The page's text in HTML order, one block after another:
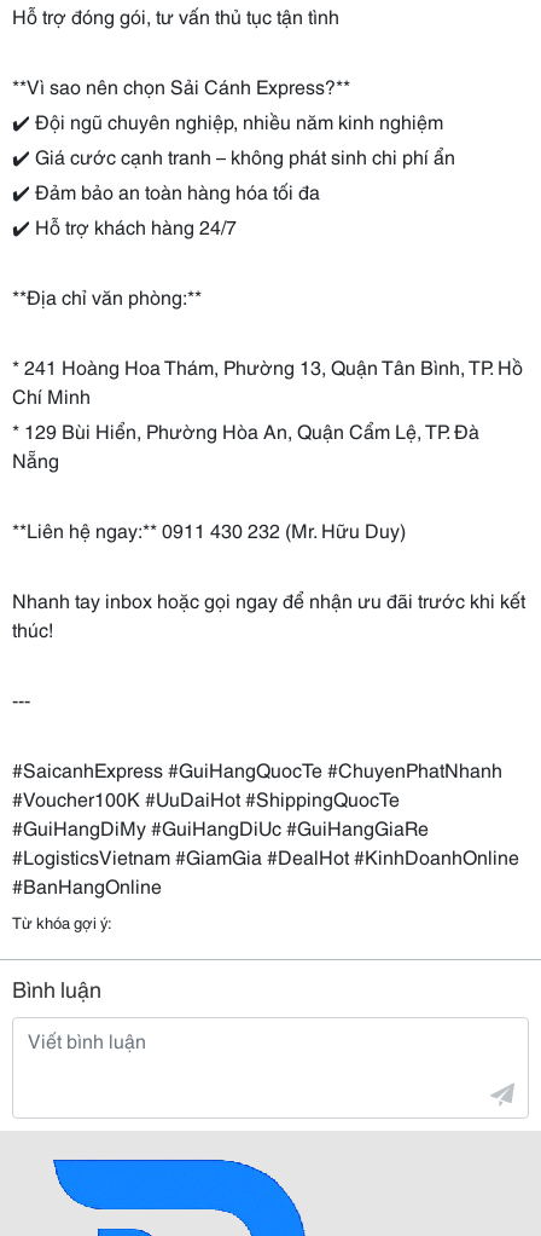
Hỗ trợ đóng gói, tư vấn thủ tục tận tình
**Vì sao nên chọn Sải Cánh Express?**
✔️ Đội ngũ chuyên nghiệp, nhiều năm kinh nghiệm
✔️ Giá cước cạnh tranh – không phát sinh chi phí ẩn
✔️ Đảm bảo an toàn hàng hóa tối đa
✔️ Hỗ trợ khách hàng 24/7
**Địa chỉ văn phòng:**
* 241 Hoàng Hoa Thám, Phường 13, Quận Tân Bình, TP. Hồ
Chí Minh
* 129 Bùi Hiển, Phường Hòa An, Quận Cẩm Lệ, TP. Đà
Nẵng
**Liên hệ ngay:** 0911 430 232 (Mr. Hữu Duy)
Nhanh tay inbox hoặc gọi ngay để nhận ưu đãi trước khi kết
thúc!
---
#SaicanhExpress #GuiHangQuocTe #ChuyenPhatNhanh
#Voucher100K #UuDaiHot #ShippingQuocTe
#GuiHangDiMy #GuiHangDiUc #GuiHangGiaRe
#LogisticsVietnam #GiamGia #DealHot #KinhDoanhOnline
#BanHangOnline
Từ khóa gợi ý:
Bình luận